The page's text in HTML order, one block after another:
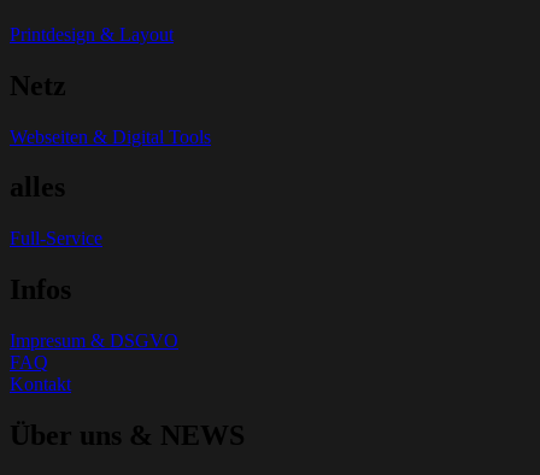
Printdesign & Layout
Netz
Webseiten & Digital Tools
alles
Full-Service
Infos
Impresum & DSGVO
FAQ
Kontakt
Über uns & NEWS